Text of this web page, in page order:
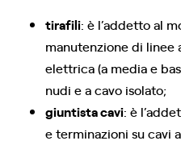
tirafili: è l’addetto al
manutenzione di
elettrica (a media e
nudi e a cavo isolato;
giuntista cavi: è
e terminazioni su cavi